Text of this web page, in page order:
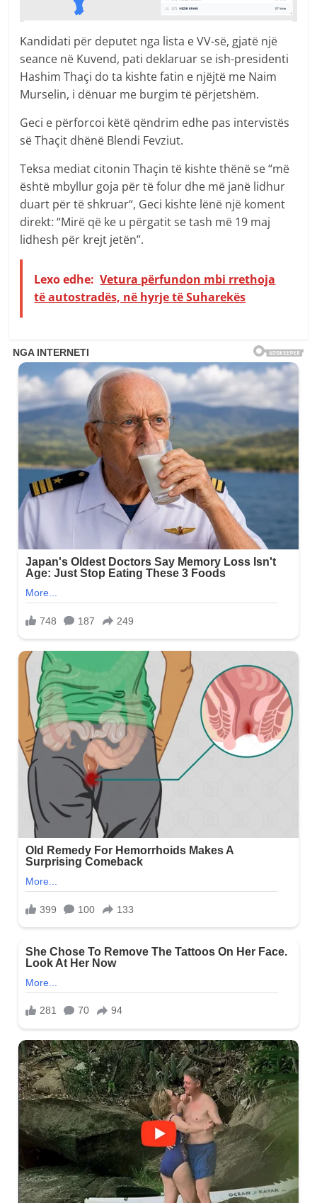
Kandidati për deputet nga lista e VV-së, gjatë një
seance në Kuvend, pati deklaruar se ish-presidenti
Hashim Thaçi do ta kishte fatin e njëjtë me Naim
Murselin, i dënuar me burgim të përjetshëm.
Geci e përforcoi këtë qëndrim edhe pas intervistës
së Thaçit dhënë Blendi Fevziut.
Teksa mediat citonin Thaçin të kishte thënë se “më
është mbyllur goja për të folur dhe më janë lidhur
duart për të shkruar“, Geci kishte lënë një koment
direkt: “Mirë që ke u përgatit se tash më 19 maj
lidhesh për krejt jetën”.
Lexo edhe: Vetura përfundon mbi rrethoja
të autostradës, në hyrje të Suharekës